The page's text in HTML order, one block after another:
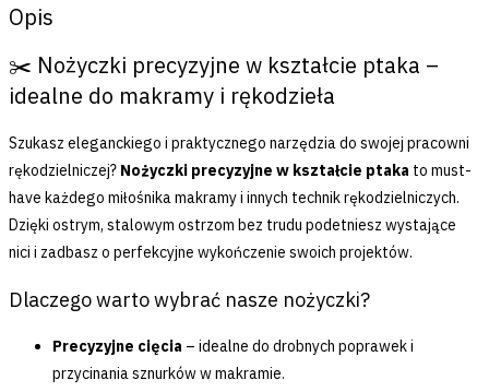
Opis
✂️ Nożyczki precyzyjne w kształcie ptaka –
idealne do makramy i rękodzieła
Szukasz eleganckiego i praktycznego narzędzia do swojej pracowni
rękodzielniczej? Nożyczki precyzyjne w kształcie ptaka to must-
have każdego miłośnika makramy i innych technik rękodzielniczych.
Dzięki ostrym, stalowym ostrzom bez trudu podetniesz wystające
nici i zadbasz o perfekcyjne wykończenie swoich projektów.
Dlaczego warto wybrać nasze nożyczki?
Precyzyjne cięcia – idealne do drobnych poprawek i
przycinania sznurków w makramie.